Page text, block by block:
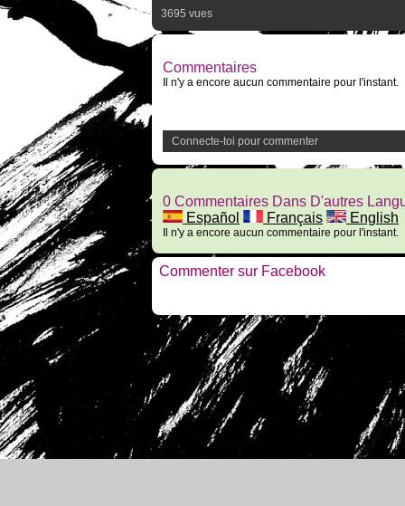
3695 vues
Commentaires
Il n'y a encore aucun commentaire pour l'instant.
Connecte-toi pour commenter
0 Commentaires Dans D'autres
Español
Français English
Il n'y a encore aucun commentaire pour l'instant.
Commenter sur Facebook